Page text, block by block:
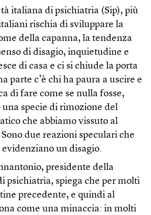
italiana di psichiatria (Sip), più
rischia di sviluppare la
della capanna, la tendenza
di disagio, inquietudine e
di casa e ci si chiude la porta
parte c’è chi ha paura a uscire e
di fare come se nulla fosse,
specie di rimozione del
che abbiamo vissuto al
due reazioni speculari che
evidenziano un disagio.
presidente della
psichiatria, spiega che per molti
precedente, e quindi al
come una minaccia: in molti